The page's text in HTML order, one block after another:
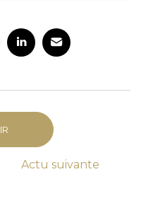
Actu suivante